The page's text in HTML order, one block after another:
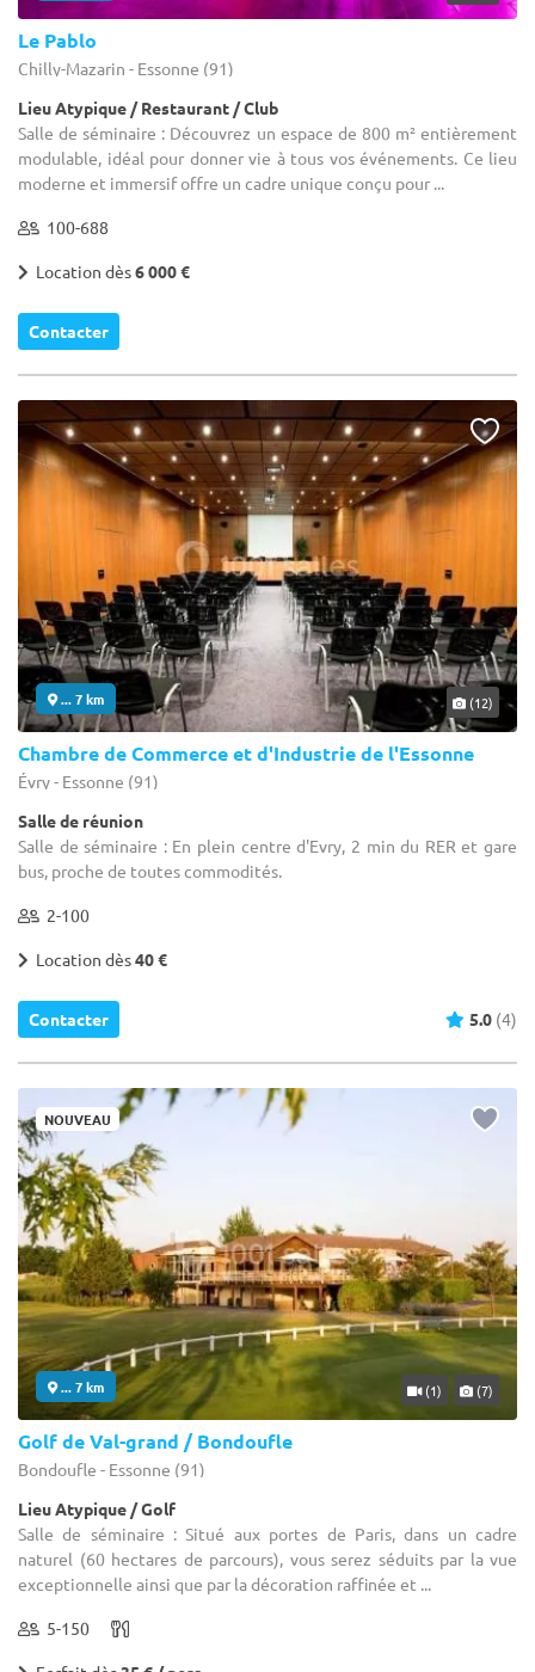
Le Pablo
Chilly-Mazarin - Essonne (91)
Lieu Atypique / Restaurant / Club
Salle de séminaire : Découvrez un espace de 800 m² entièrement
modulable, idéal pour donner vie à tous vos événements. Ce lieu
moderne et immersif offre un cadre unique conçu pour ...
100-688
Location dès6 000 €
Contacter
... 7 km (12)
Chambre de Commerce et d'Industrie de l'Essonne
Évry - Essonne (91)
Salle de réunion
Salle de séminaire : En plein centre d'Evry, 2 min du RER et gare
bus, proche de toutes commodités.
2-100
Location dès40 €
Contacter 5.0 (4)
NOUVEAU
... 7 km (1) (7)
Golf de Val-grand / Bondoufle
Bondoufle - Essonne (91)
Lieu Atypique / Golf
Salle de séminaire : Situé aux portes de Paris, dans un cadre
naturel (60 hectares de parcours), vous serez séduits par la vue
exceptionnelle ainsi que par la décoration raffinée et ...
5-150